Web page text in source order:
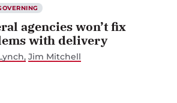
agencies won’t fix
with delivery
Jim Mitchell